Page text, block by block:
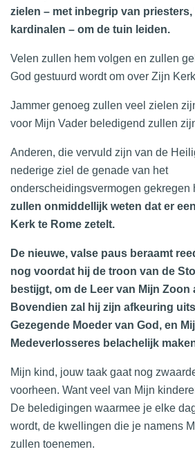
zielen – met inbegrip van
kardinalen – om de tuin leiden.
Velen zullen hem volgen en zullen
God gestuurd wordt om over Zijn
Jammer genoeg zullen veel zielen
voor Mijn Vader beledigend zullen
Anderen, die vervuld zijn van de
nederige ziel de genade van het
onderscheidingsvermogen gekregen
zullen onmiddellijk weten dat er
Kerk te Rome zetelt.
De nieuwe, valse paus beraamt
nog voordat hij de troon van de
bestijgt, om de Leer van Mijn Zoon
Bovendien zal hij zijn afkeuring
Gezegende Moeder van God, en
Medeverlosseres belachelijk
Mijn kind, jouw taak gaat nog
voorheen. Want veel van Mijn
De beledigingen waarmee je elke
wordt, de kwellingen die je namens
zullen toenemen.